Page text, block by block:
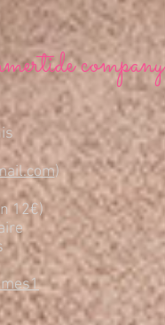
company
)
12€)